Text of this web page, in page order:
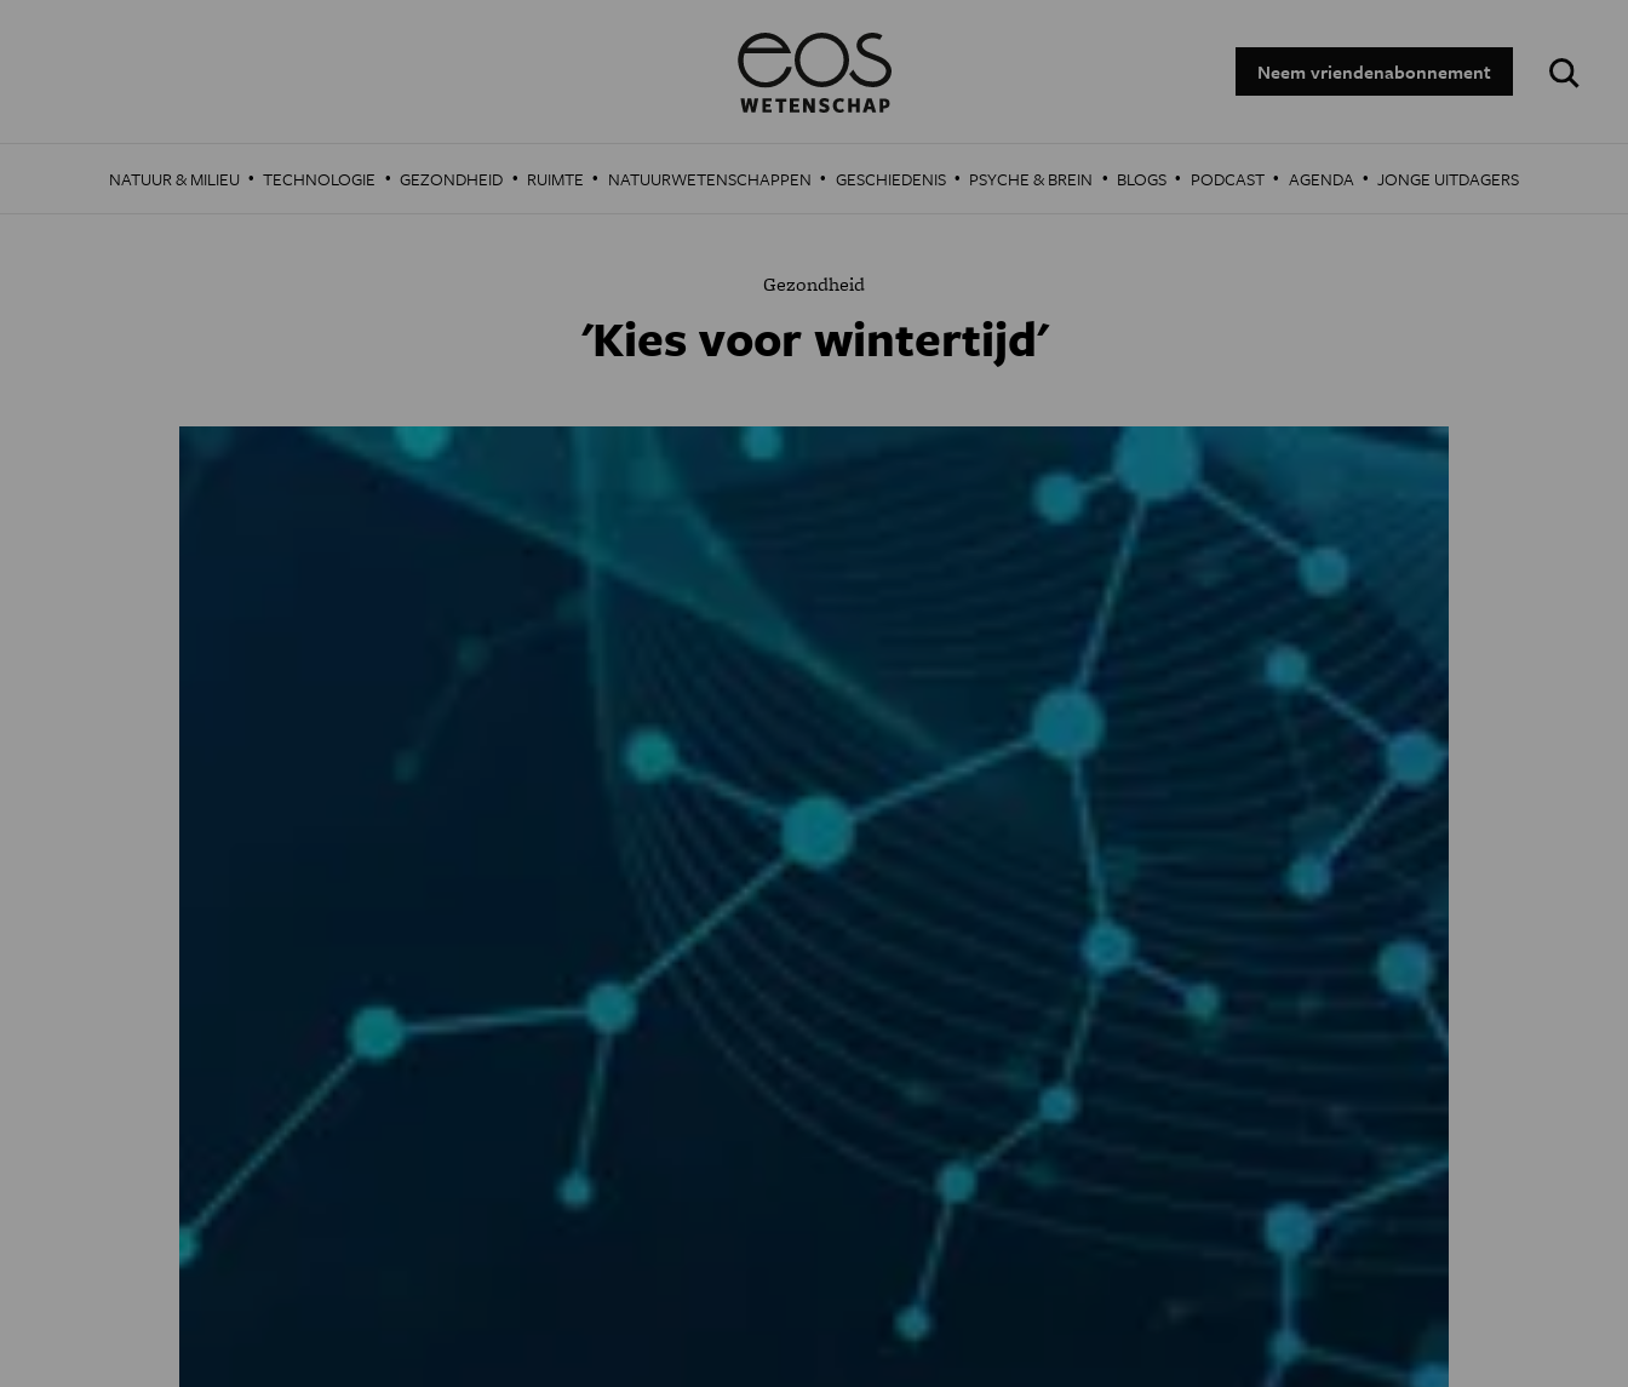
Neem vriendenabonnement
Zoeken:
NATUUR & MILIEU · TECHNOLOGIE · GEZONDHEID · RUIMTE · NATUURWETENSCHAPPEN · GESCHIEDENIS · PSYCHE & BREIN · BLOGS · PODCAST · AGENDA · JONGE UITDAGERS
Gezondheid
'Kies voor wintertijd'